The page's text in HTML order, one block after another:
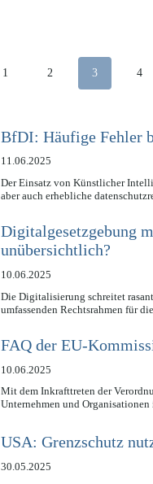
1 2 3 4
BfDI: Häufige Fehler
11.06.2025
Der Einsatz von Künstlicher
aber auch erhebliche
Digitalgesetzgebung
unübersichtlich?
10.06.2025
Die Digitalisierung schreitet
umfassenden Rechtsrahmen für
FAQ der EU-
10.06.2025
Mit dem Inkrafttreten der
Unternehmen und
USA: Grenzschutz
30.05.2025